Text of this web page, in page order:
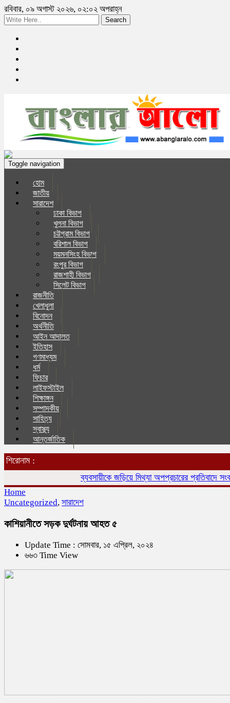
রবিবার, ০৯ অগাস্ট ২০২৬, ০২:০২ অপরাহ্ন
Search
Toggle navigation
হোম
জাতীয়
সারাদেশ
ঢাকা বিভাগ
খুলনা বিভাগ
চট্টগ্রাম বিভাগ
বরিশাল বিভাগ
ময়মনসিংহ বিভাগ
রংপুর বিভাগ
রাজশাহী বিভাগ
সিলেট বিভাগ
রাজনীতি
খেলাধুলা
বিনোদন
অর্থনীতি
আইন আদালত
ইতিহাস
গণমাধ্যম
ধর্ম
ফিচার
লাইফস্টাইল
শিক্ষাঙ্গন
সম্পাদকীয়
সাহিত্য
স্বাস্থ্য
আন্তর্জাতিক
শিরোনাম :
ব্যবসায়ীকে জড়িয়ে মিথ্যা অপপ্রচারের প্রতিবাদে সংবাদ
Home
Uncategorized, সারাদেশ
কাশিয়ানীতে সড়ক দুর্ঘটনায় আহত ৫
Update Time : সোমবার, ১৫ এপ্রিল, ২০২৪
৬৬৩ Time View